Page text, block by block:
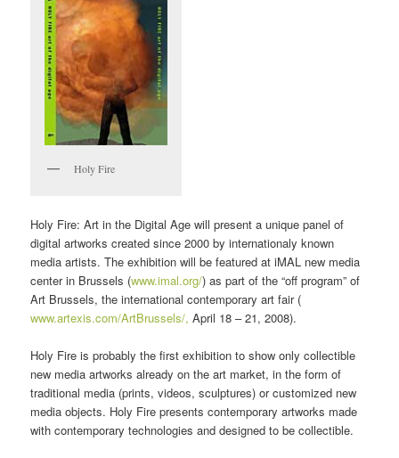
Holy Fire
Holy Fire: Art in the Digital Age will present a unique panel of
digital artworks created since 2000 by internationaly known
media artists. The exhibition will be featured at iMAL new media
center in Brussels (www.imal.org/) as part of the “off program” of
Art Brussels, the international contemporary art fair (
www.artexis.com/ArtBrussels/, April 18 – 21, 2008).
Holy Fire is probably the first exhibition to show only collectible
new media artworks already on the art market, in the form of
traditional media (prints, videos, sculptures) or customized new
media objects. Holy Fire presents contemporary artworks made
with contemporary technologies and designed to be collectible.